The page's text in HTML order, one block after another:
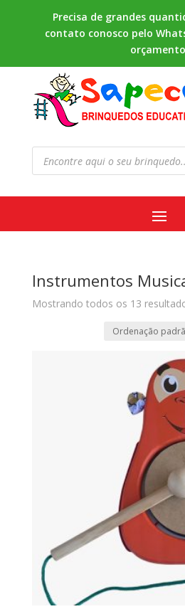
Precisa de grandes
contato conosco pelo
Pesquisar
produtos
Instrumentos
Mostrando todos os 13